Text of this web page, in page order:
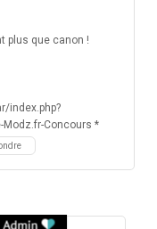
plus que canon !
index.php?
Concours *